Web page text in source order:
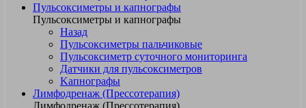
Пульсоксиметры и капнографы
Пульсоксиметры и капнографы
Назад
Пульсоксиметры пальчиковые
Пульсоксиметр суточного мониторинга
Датчики для пульсоксиметров
Kапнографы
Лимфодренаж (Прессотерапия)
Лимфодренаж (Прессотерапия)